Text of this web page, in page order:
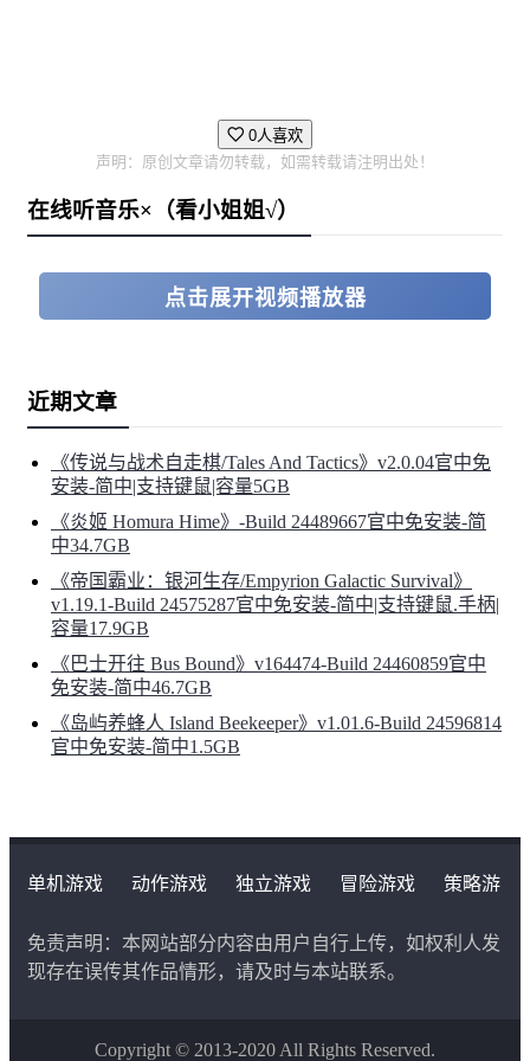
0人喜欢
声明：原创文章请勿转载，如需转载请注明出处！
在线听音乐×（看小姐姐√）
点击展开视频播放器
近期文章
《传说与战术自走棋/Tales And Tactics》v2.0.04官中免
安装-简中|支持键鼠|容量5GB
《炎姬 Homura Hime》-Build 24489667官中免安装-简
中34.7GB
《帝国霸业：银河生存/Empyrion Galactic Survival》
v1.19.1-Build 24575287官中免安装-简中|支持键鼠.手柄|
容量17.9GB
《巴士开往 Bus Bound》v164474-Build 24460859官中
免安装-简中46.7GB
《岛屿养蜂人 Island Beekeeper》v1.01.6-Build 24596814
官中免安装-简中1.5GB
单机游戏 动作游戏 独立游戏 冒险游戏
策略游
免责声明：本网站部分内容由用户自行上传，如权利人发
现存在误传其作品情形，请及时与本站联系。
Copyright © 2013-2020 All Rights Reserved.